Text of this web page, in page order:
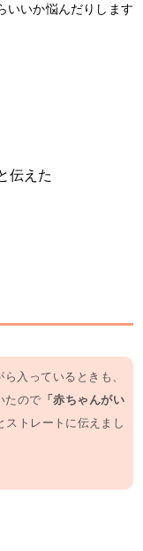
いいか悩んだりします
伝えた
入っているときも、
たので 「赤ちゃんがい
ストレートに伝えまし